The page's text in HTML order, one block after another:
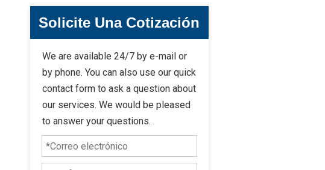
Solicite Una Cotización
We are available 24/7 by e-mail or
by phone. You can also use our quick
contact form to ask a question about
our services. We would be pleased
to answer your questions.